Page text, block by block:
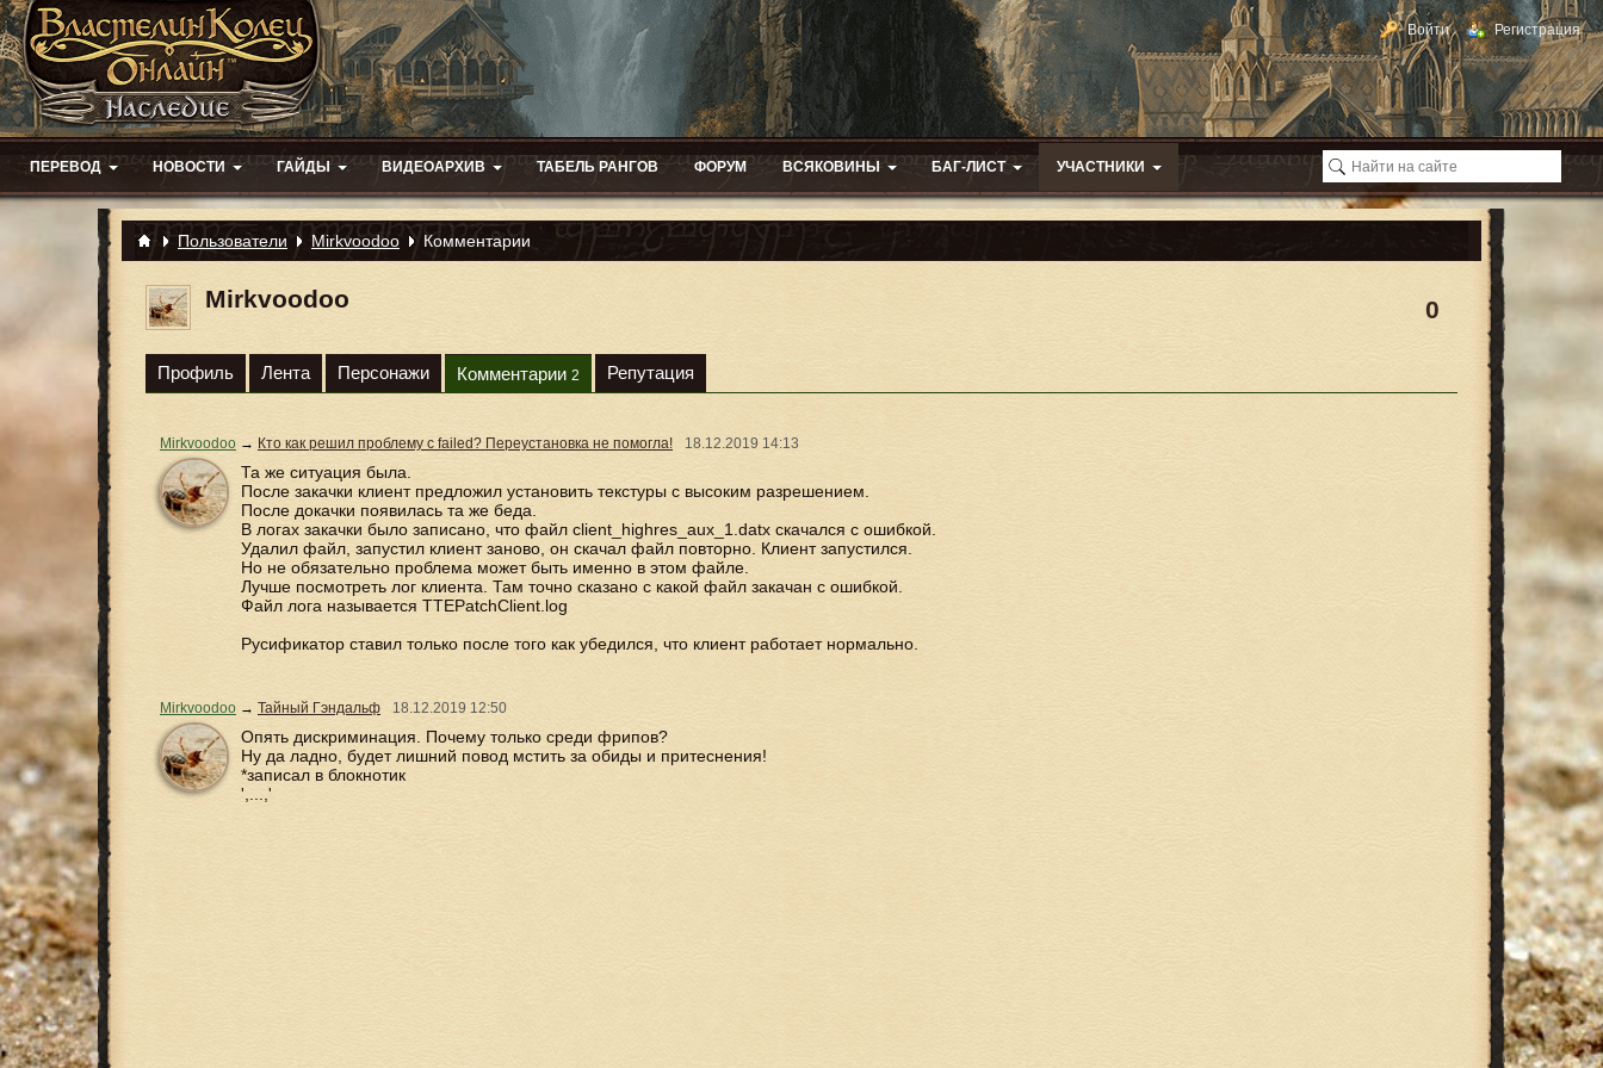
Войти Регистрация
ПЕРЕВОД НОВОСТИ ГАЙДЫ ВИДЕОАРХИВ ТАБЕЛЬ РАНГОВ ФОРУМ ВСЯКОВИНЫ БАГ-ЛИСТ УЧАСТНИКИ
Пользователи Mirkvoodoo Комментарии
0
Mirkvoodoo
Профиль Лента Персонажи Комментарии 2 Репутация
Mirkvoodoo → Кто как решил проблему с failed? Переустановка не помогла! 18.12.2019 14:13
Та же ситуация была.
После закачки клиент предложил установить текстуры с высоким разрешением.
После докачки появилась та же беда.
В логах закачки было записано, что файл client_highres_aux_1.datx скачался с ошибкой.
Удалил файл, запустил клиент заново, он скачал файл повторно. Клиент запустился.
Но не обязательно проблема может быть именно в этом файле.
Лучше посмотреть лог клиента. Там точно сказано с какой файл закачан с ошибкой.
Файл лога называется TTEPatchClient.log
Русификатор ставил только после того как убедился, что клиент работает нормально.
Mirkvoodoo → Тайный Гэндальф 18.12.2019 12:50
Опять дискриминация. Почему только среди фрипов?
Ну да ладно, будет лишний повод мстить за обиды и притеснения!
*записал в блокнотик
',...,'